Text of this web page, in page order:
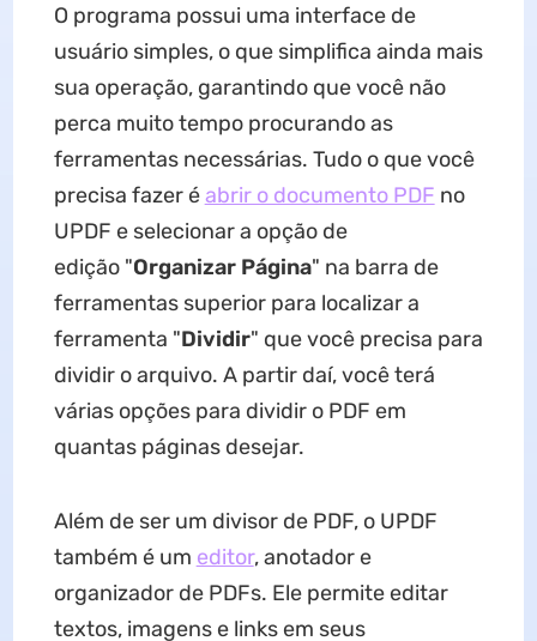
O programa possui uma interface de
usuário simples, o que simplifica ainda mais
sua operação, garantindo que você não
perca muito tempo procurando as
ferramentas necessárias. Tudo o que você
precisa fazer éabrir o documento PDF no
UPDF e selecionar a opção de
edição "Organizar Página" na barra de
ferramentas superior para localizar a
ferramenta "Dividir" que você precisa para
dividir o arquivo. A partir daí, você terá
várias opções para dividir o PDF em
quantas páginas desejar.
Além de ser um divisor de PDF, o UPDF
também é um editor, anotador e
organizador de PDFs. Ele permite editar
textos, imagens e links em seus